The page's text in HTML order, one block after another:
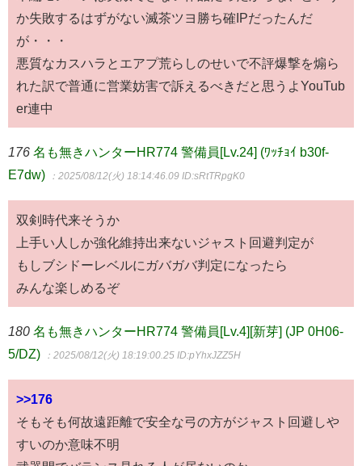
か失敗するはずがない滅茶ツヨ勝ち確IPだったんだ
が・・・
悪質なカスハラとエアプ荒らしのせいで不評爆撃を煽ら
れた訳で普通に営業妨害で訴えるべきだと思うよYouTub
er連中
176 名も無きハンターHR774 警備員[Lv.24] (ﾜｯﾁｮｲ b30f-
E7dw)
：2025/08/12(火) 18:14:46.09 ID:sRtTRpgK0
双剣時代来そうか
上手い人しか強化維持出来ないジャスト回避判定が
もしブシドーレベルにガバガバ判定になったら
みんな楽しめるぞ
180 名も無きハンターHR774 警備員[Lv.4][新芽] (JP 0H06-
5/DZ)
：2025/08/12(火) 18:19:00.25 ID:pYhxJZZ5H
>>176
そもそも何故遠距離で安全な弓の方がジャスト回避しや
すいのか意味不明